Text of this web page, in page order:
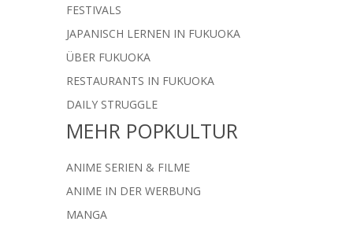
FESTIVALS
JAPANISCH LERNEN IN FUKUOKA
ÜBER FUKUOKA
RESTAURANTS IN FUKUOKA
DAILY STRUGGLE
MEHR POPKULTUR
ANIME SERIEN & FILME
ANIME IN DER WERBUNG
MANGA